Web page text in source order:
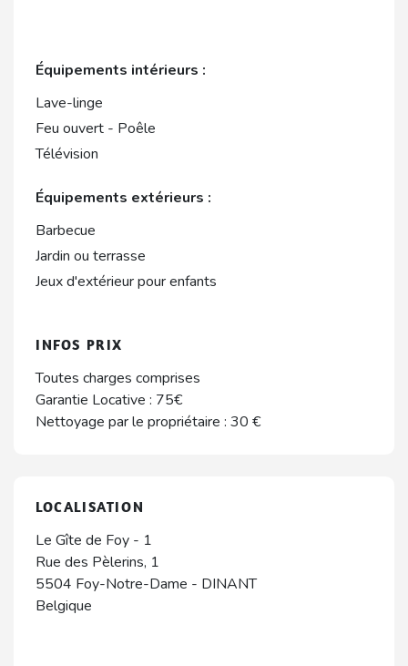
Équipements intérieurs :
Lave-linge
Feu ouvert - Poêle
Télévision
Équipements extérieurs :
Barbecue
Jardin ou terrasse
Jeux d'extérieur pour enfants
INFOS PRIX
Toutes charges comprises
Garantie Locative : 75€
Nettoyage par le propriétaire : 30 €
LOCALISATION
Le Gîte de Foy - 1
Rue des Pèlerins, 1
5504 Foy-Notre-Dame - DINANT
Belgique